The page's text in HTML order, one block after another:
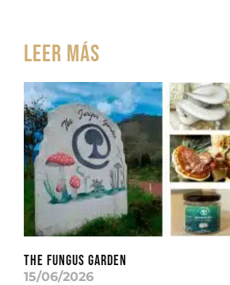
Leer más
THE FUNGUS GARDEN
15/06/2026